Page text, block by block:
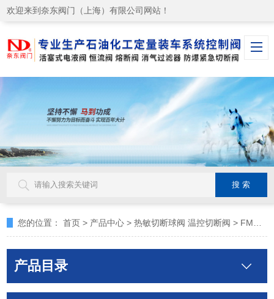
欢迎来到奈东阀门（上海）有限公司网站！
您的位置： 首页 > 产品中心 >热敏切断球阀 温控切断阀 > FM认证热熔断消防安全阀
产品目录